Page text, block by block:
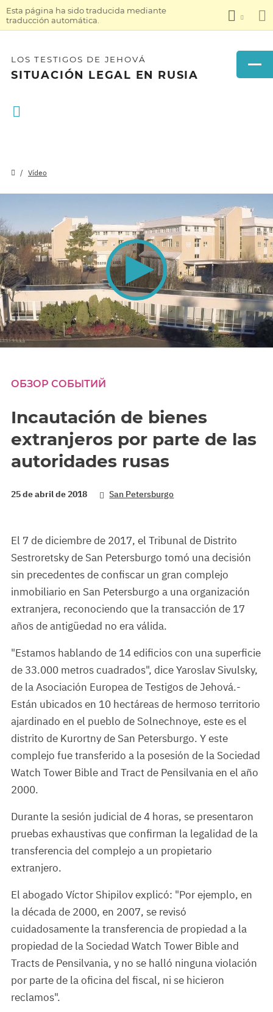
Esta página ha sido traducida mediante
traducción automática.
LOS TESTIGOS DE JEHOVÁ
SITUACIÓN LEGAL EN RUSIA
Vídeo
seconds
ОБЗОР СОБЫТИЙ
Incautación de bienes
extranjeros por parte de las
autoridades rusas
25 de abril de 2018 San Petersburgo
El 7 de diciembre de 2017, el Tribunal de Distrito
Sestroretsky de San Petersburgo tomó una decisión
sin precedentes de confiscar un gran complejo
inmobiliario en San Petersburgo a una organización
extranjera, reconociendo que la transacción de 17
años de antigüedad no era válida.
"Estamos hablando de 14 edificios con una superficie
de 33.000 metros cuadrados", dice Yaroslav Sivulsky,
de la Asociación Europea de Testigos de Jehová.-
Están ubicados en 10 hectáreas de hermoso territorio
ajardinado en el pueblo de Solnechnoye, este es el
distrito de Kurortny de San Petersburgo. Y este
complejo fue transferido a la posesión de la Sociedad
Watch Tower Bible and Tract de Pensilvania en el año
2000.
Durante la sesión judicial de 4 horas, se presentaron
pruebas exhaustivas que confirman la legalidad de la
transferencia del complejo a un propietario
extranjero.
El abogado Víctor Shipilov explicó: "Por ejemplo, en
la década de 2000, en 2007, se revisó
cuidadosamente la transferencia de propiedad a la
propiedad de la Sociedad Watch Tower Bible and
Tracts de Pensilvania, y no se halló ninguna violación
por parte de la oficina del fiscal, ni se hicieron
reclamos".